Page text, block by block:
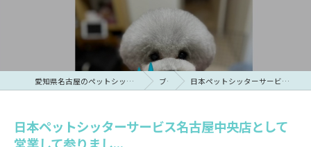
愛知県名古屋のペットシッターなら名古屋ペットシッターサービス ブログ 日本ペットシッターサービス名古屋中央店として営業して参りまし...
日本ペットシッターサービス名古屋中央店として